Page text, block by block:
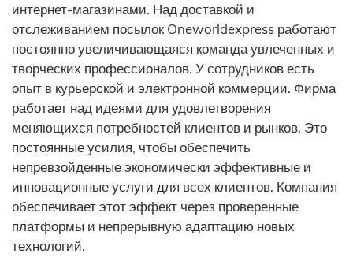
интернет-магазинами. Над доставкой и
отслеживанием посылок Oneworldexpress работают
постоянно увеличивающаяся команда увлеченных и
творческих профессионалов. У сотрудников есть
опыт в курьерской и электронной коммерции. Фирма
работает над идеями для удовлетворения
меняющихся потребностей клиентов и рынков. Это
постоянные усилия, чтобы обеспечить
непревзойденные экономически эффективные и
инновационные услуги для всех клиентов. Компания
обеспечивает этот эффект через проверенные
платформы и непрерывную адаптацию новых
технологий.